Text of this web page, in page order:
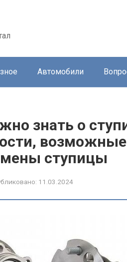
Автомобили
знать о
ступицы
11.03.2024